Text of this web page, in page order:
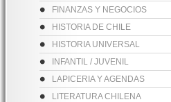
FINANZAS Y NEGOCIOS
HISTORIA DE CHILE
HISTORIA UNIVERSAL
INFANTIL / JUVENIL
LAPICERIA Y AGENDAS
LITERATURA CHILENA